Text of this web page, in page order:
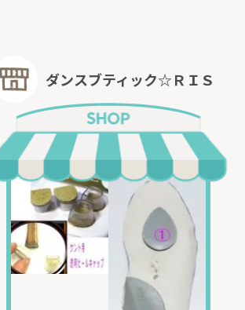
ダンスブティック☆ＲＩＳ